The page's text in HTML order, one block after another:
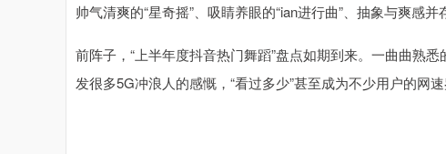
帅气清爽的“星奇摇”、吸睛养眼的“ian进行曲”、抽象与爽感并
前阵子，“上半年度抖音热门舞蹈”盘点如期到来。一曲曲熟
发很多5G冲浪人的感慨，“看过多少”甚至成为不少用户的网速